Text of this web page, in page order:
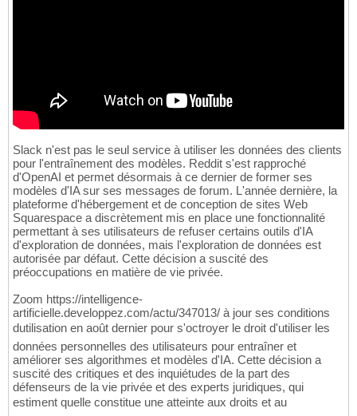
Slack n'est pas le seul service à utiliser les données des clients
pour l'entraînement des modèles. Reddit s'est rapproché
d'OpenAI et permet désormais à ce dernier de former ses
modèles d'IA sur ses messages de forum. L'année dernière, la
plateforme d'hébergement et de conception de sites Web
Squarespace a discrètement mis en place une fonctionnalité
permettant à ses utilisateurs de refuser certains outils d'IA
d'exploration de données, mais l'exploration de données est
autorisée par défaut. Cette décision a suscité des
préoccupations en matière de vie privée.
Zoom https://intelligence-
artificielle.developpez.com/actu/347013/ à jour ses conditions
dutilisation en août dernier pour s'octroyer le droit d'utiliser les
données personnelles des utilisateurs pour entraîner et
améliorer ses algorithmes et modèles d'IA. Cette décision a
suscité des critiques et des inquiétudes de la part des
défenseurs de la vie privée et des experts juridiques, qui
estiment quelle constitue une atteinte aux droits et au